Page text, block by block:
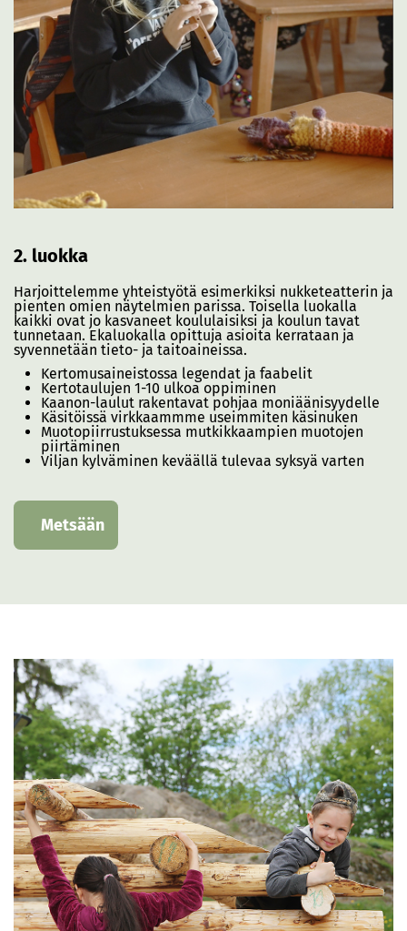
2. luokka
Harjoittelemme yhteistyötä esimerkiksi nukketeatterin ja
pienten omien näytelmien parissa. Toisella luokalla
kaikki ovat jo kasvaneet koululaisiksi ja koulun tavat
tunnetaan. Ekaluokalla opittuja asioita kerrataan ja
syvennetään tieto- ja taitoaineissa.
Kertomusaineistossa legendat ja faabelit
Kertotaulujen 1-10 ulkoa oppiminen
Kaanon-laulut rakentavat pohjaa moniäänisyydelle
Käsitöissä virkkaammme useimmiten käsinuken
Muotopiirrustuksessa mutkikkaampien muotojen
piirtäminen
Viljan kylväminen keväällä tulevaa syksyä varten
Metsään